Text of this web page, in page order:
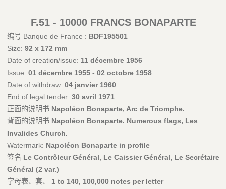
F.51 - 10000 FRANCS BONAPARTE
编号 Banque de France : BDF195501
Size: 92 x 172 mm
Date of creation/issue: 11 décembre 1956
Issue: 01 décembre 1955 - 02 octobre 1958
Date of withdraw: 04 janvier 1960
End of legal tender: 30 avril 1971
正面的说明书 Napoléon Bonaparte, Arc de Triomphe.
背面的说明书 Napoléon Bonaparte. Numerous flags, Les
Invalides Church.
Watermark: Napoléon Bonaparte in profile
签名 Le Contrôleur Général, Le Caissier Général, Le Secrétaire
Général (2 var.)
字母表、套、 1 to 140, 100,000 notes per letter